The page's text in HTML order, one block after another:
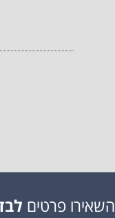
השאירו פרטים